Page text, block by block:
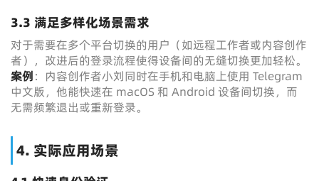
3.3 满足多样化场景需求
对于需要在多个平台切换的用户（如远程工作者或内容创作
者），改进后的登录流程使得设备间的无缝切换更加轻松。
案例：内容创作者小刘同时在手机和电脑上使用 Telegram
中文版，他能快速在 macOS 和 Android 设备间切换，而
无需频繁退出或重新登录。
4. 实际应用场景